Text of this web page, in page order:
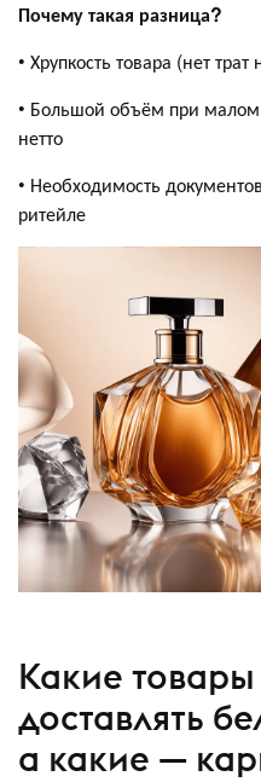
Почему такая разница?
• Хрупкость товара (нет
• Большой объём при малом
нетто
• Необходимость
ритейле
Какие
доставлять
а какие —